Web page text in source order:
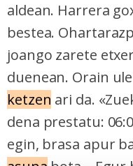
aldean. Harrera
bestea.
joango zarete
duenean. Orain
ketzen ari da.
dena prestatu:
egin, brasa apur